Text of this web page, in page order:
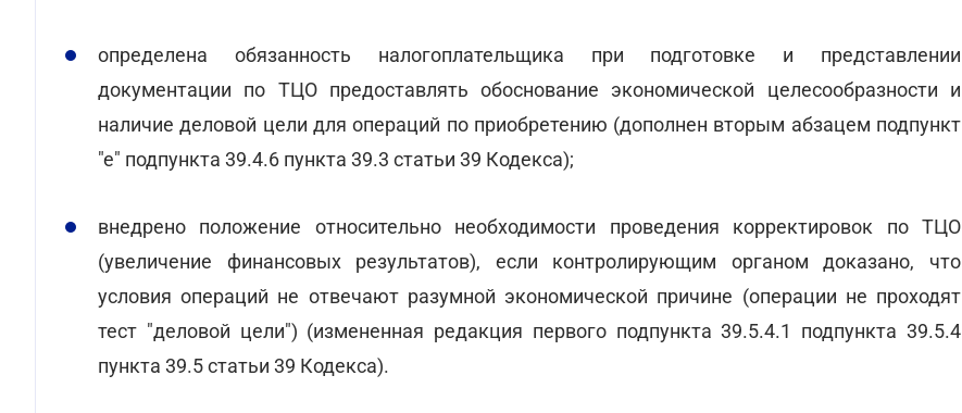
определена обязанность налогоплательщика при подготовке и представлении
документации по ТЦО предоставлять обоснование экономической целесообразности и
наличие деловой цели для операций по приобретению (дополнен вторым абзацем подпункт
"е" подпункта 39.4.6 пункта 39.3 статьи 39 Кодекса);
внедрено положение относительно необходимости проведения корректировок по ТЦО
(увеличение финансовых результатов), если контролирующим органом доказано, что
условия операций не отвечают разумной экономической причине (операции не проходят
тест "деловой цели") (измененная редакция первого подпункта 39.5.4.1 подпункта 39.5.4
пункта 39.5 статьи 39 Кодекса).